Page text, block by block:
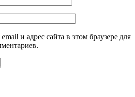
и адрес сайта в этом браузере для